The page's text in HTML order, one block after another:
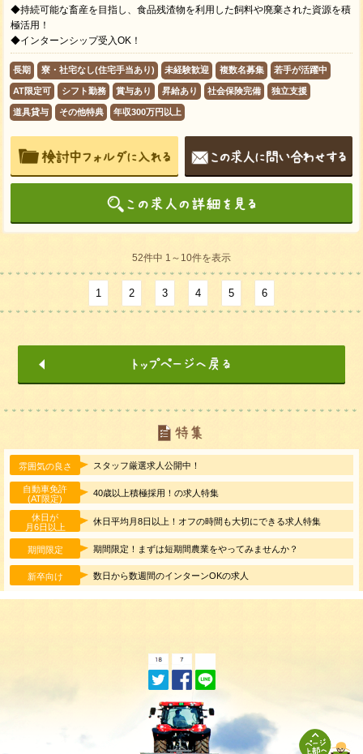
◆持続可能な畜産を目指し、食品残渣物を利用した飼料や廃棄された資源を積
極活用！
◆インターンシップ受入OK！
長期 寮・社宅なし(住宅手当あり) 未経験歓迎 複数名募集 若手が活躍中
AT限定可 シフト勤務 賞与あり 昇給あり 社会保険完備 独立支援
道具貸与 その他特典 年収300万円以上
52件中 1～10件を表示
1 2 3 4 5 6
雰囲気の良さ スタッフ厳選求人公開中！
自動車免許
(AT限定)
40歳以上積極採用！の求人特集
休日が
月6日以上
休日平均月8日以上！オフの時間も大切にできる求人特集
期間限定 期間限定！まずは短期間農業をやってみませんか？
新卒向け 数日から数週間のインターンOKの求人